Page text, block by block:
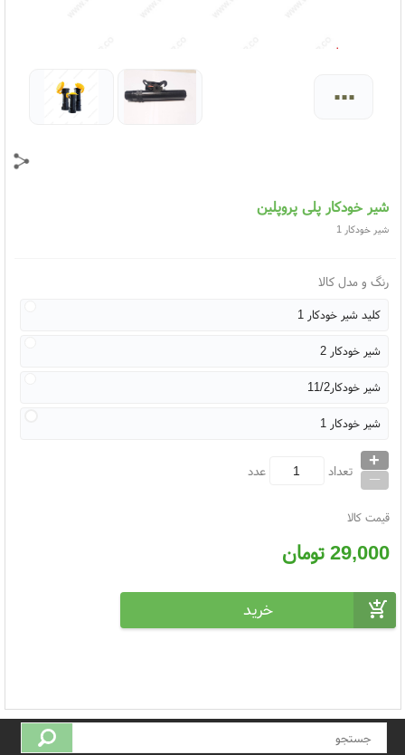
...
شیر خودکار پلی پروپلین
شیر خودکار 1
رنگ و مدل کالا
کلید شیر خودکار 1
شیر خودکار 2
شیر خودکار11/2
شیر خودکار 1
تعداد +
_ عدد
قیمت کالا
29,000تومان